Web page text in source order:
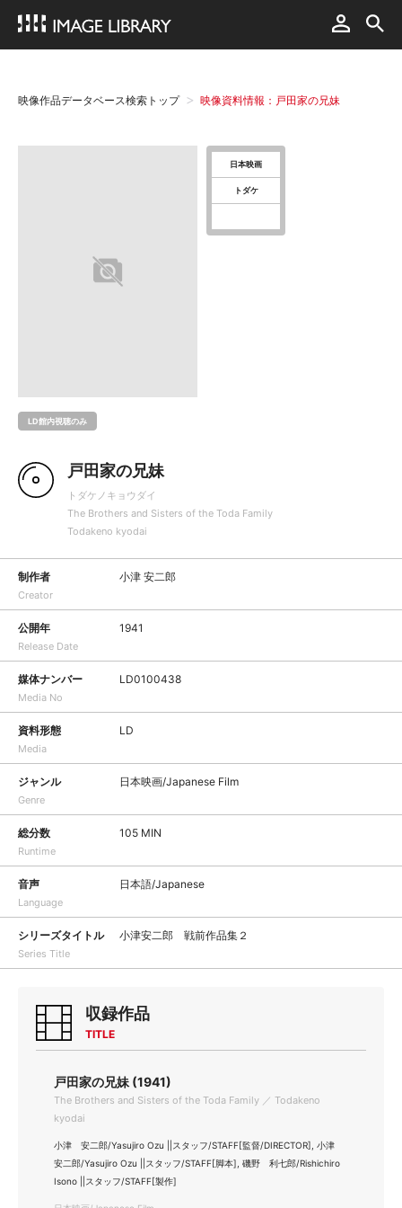
映像作品データベース検索トップ 映像資料情報：戸田家の兄妹
LD館内視聴のみ
日本映画
トダケ
戸田家の兄妹
トダケノキョウダイ
The Brothers and Sisters of the Toda Family
Todakeno kyodai
制作者
Creator
小津 安二郎
公開年
Release Date
1941
媒体ナンバー
Media No
LD0100438
資料形態
Media
LD
ジャンル
Genre
日本映画/Japanese Film
総分数
Runtime
105 MIN
音声
Language
日本語/Japanese
シリーズタイトル
Series Title
小津安二郎 戦前作品集２
収録作品
TITLE
戸田家の兄妹 (1941)
The Brothers and Sisters of the Toda Family ／ Todakeno
kyodai
小津 安二郎/Yasujiro Ozu ||スタッフ/STAFF[監督/DIRECTOR], 小津
安二郎/Yasujiro Ozu ||スタッフ/STAFF[脚本], 磯野 利七郎/Rishichiro
Isono ||スタッフ/STAFF[製作]